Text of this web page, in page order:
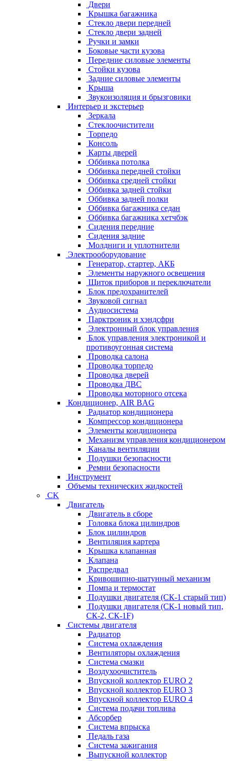
Двери
Крышка багажника
Стекло двери передней
Стекло двери задней
Ручки и замки
Боковые части кузова
Передние силовые элементы
Стойки кузова
Задние силовые элементы
Крыша
Звукоизоляция и брызговики
Интерьер и экстерьер
Зеркала
Стеклоочистители
Торпедо
Консоль
Карты дверей
Оббивка потолка
Оббивка передней стойки
Оббивка средней стойки
Оббивка задней стойки
Оббивка задней полки
Оббивка багажника седан
Оббивка багажника хетчбэк
Сидения передние
Сидения задние
Молдниги и уплотнители
Электрооборудование
Генератор, стартер, АКБ
Элементы наружного освещения
Щиток приборов и переключатели
Блок предохранителей
Звуковой сигнал
Аудиосистема
Парктроник и хэндсфри
Электронный блок управления
Блок управления электроникой и
противоугонная система
Проводка салона
Проводка торпедо
Проводка дверей
Проводка ДВС
Проводка моторного отсека
Кондиционер, AIR BAG
Радиатор кондиционера
Компрессор кондиционера
Элементы кондиционера
Механизм управления кондиционером
Каналы вентиляции
Подушки безопасности
Ремни безопасности
Инструмент
Объемы технических жидкостей
CK
Двигатель
Двигатель в сборе
Головка блока цилиндров
Блок цилиндров
Вентиляция картера
Крышка клапанная
Клапана
Распредвал
Кривошипно-шатунный механизм
Помпа и термостат
Подушки двигателя (СК-1 старый тип)
Подушки двигателя (СК-1 новый тип,
СК-2, СК-1F)
Системы двигателя
Радиатор
Система охлаждения
Вентиляторы охлаждения
Система смазки
Воздухоочиститель
Впускной коллектор EURO 2
Впускной коллектор EURO 3
Впускной коллектор EURO 4
Система подачи топлива
Абсорбер
Система впрыска
Педаль газа
Система зажигания
Выпускной коллектор